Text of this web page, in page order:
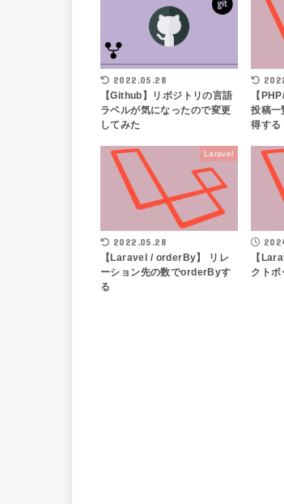
2022.05.28
【Github】リポジトリの言語
ラベルが気になったので変更
してみた
【
投稿一
得する
Laravel
2022.05.28
【Laravel / orderBy】 リレ
ーション先の数でorderByす
る
【
クトボ